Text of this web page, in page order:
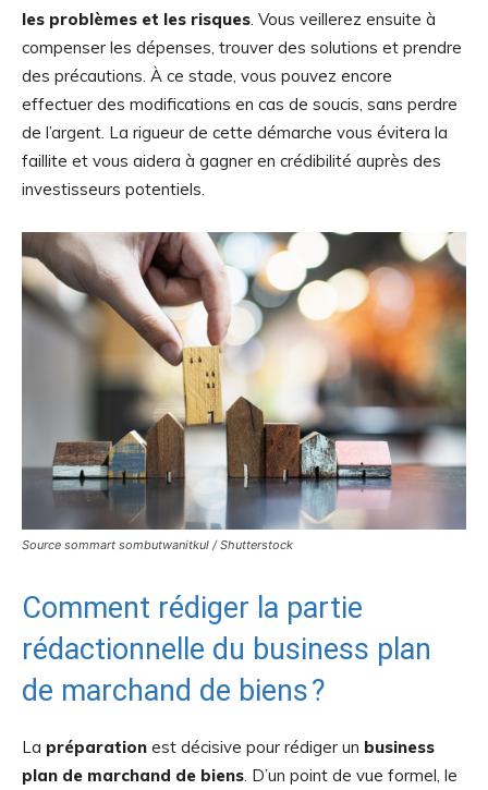
les problèmes et les risques. Vous veillerez ensuite à
compenser les dépenses, trouver des solutions et prendre
des précautions. À ce stade, vous pouvez encore
effectuer des modifications en cas de soucis, sans perdre
de l’argent. La rigueur de cette démarche vous évitera la
faillite et vous aidera à gagner en crédibilité auprès des
investisseurs potentiels.
Source sommart sombutwanitkul / Shutterstock
Comment rédiger la partie
rédactionnelle du business plan
de marchand de biens ?
La préparation est décisive pour rédiger un business
plan de marchand de biens . D’un point de vue formel, le